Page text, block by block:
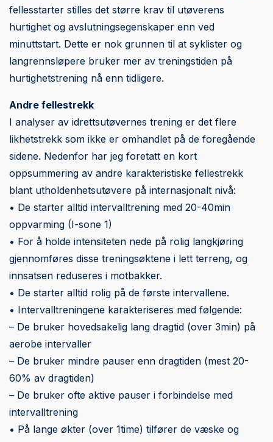
fellesstarter stilles det større krav til utøverens
hurtighet og avslutningsegenskaper enn ved
minuttstart. Dette er nok grunnen til at syklister og
langrennsløpere bruker mer av treningstiden på
hurtighetstrening nå enn tidligere.
Andre fellestrekk
I analyser av idrettsutøvernes trening er det flere
likhetstrekk som ikke er omhandlet på de foregående
sidene. Nedenfor har jeg foretatt en kort
oppsummering av andre karakteristiske fellestrekk
blant utholdenhetsutøvere på internasjonalt nivå:
• De starter alltid intervalltrening med 20-40min
oppvarming (I-sone 1)
• For å holde intensiteten nede på rolig langkjøring
gjennomføres disse treningsøktene i lett terreng, og
innsatsen reduseres i motbakker.
• De starter alltid rolig på de første intervallene.
• Intervalltreningene karakteriseres med følgende:
– De bruker hovedsakelig lang dragtid (over 3min) på
aerobe intervaller
– De bruker mindre pauser enn dragtiden (mest 20-
60% av dragtiden)
– De bruker ofte aktive pauser i forbindelse med
intervalltrening
• På lange økter (over 1time) tilfører de væske og